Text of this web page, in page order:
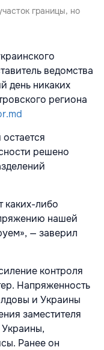
границы, но
ведомства
день никаких
региона
решено
каких-либо
нашей
— заверил
контроля
Напряженность
и Украины
заместителя
Ранее он